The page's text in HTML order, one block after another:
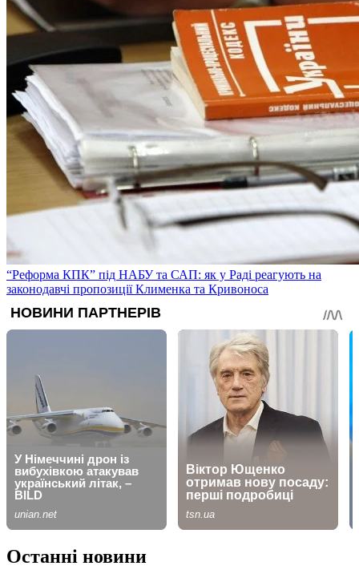
“Реформа КПК” під НАБУ та САП: як у Раді реагують на
законодавчі пропозиції Клименка та Кривоноса
Останні новини